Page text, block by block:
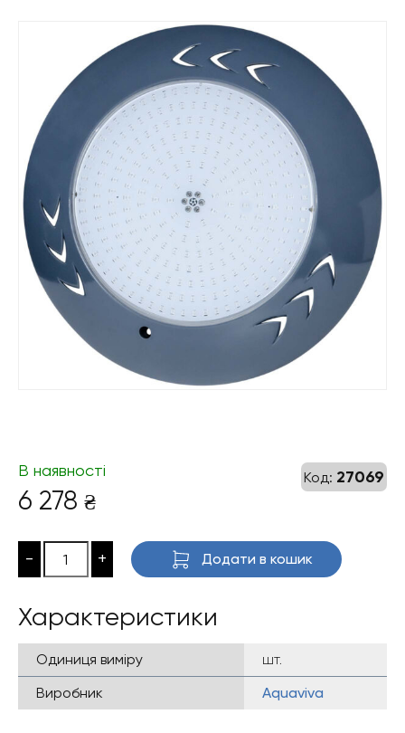
Код: 27069
В наявності
6 278 ₴
- + Додати в кошик
Характеристики
Одиниця виміру
шт.
Виробник
Aquaviva